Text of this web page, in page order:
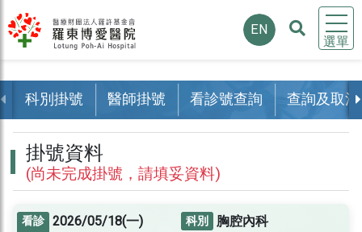
選單
EN
科別掛號 醫師掛號 看診號查詢 查詢及取消
掛號資料
(尚未完成掛號，請填妥資料)
看診 2026/05/18(一) 科別 胸腔內科